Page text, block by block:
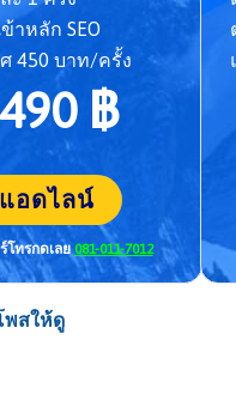
าหลัก SEO
450 บาท/ครั้ง
฿
อดไลน์
โทรกดเลย 081-011-7012
พสให้ดู